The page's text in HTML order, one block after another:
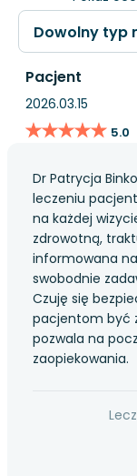
Pacjent
2026.03.15
★★★★★
★★★★★ 5.0
Dr Patrycja
leczeniu
na każdej
zdrowotną,
informowana
swobodnie
Czuję się
pacjentom być
pozwala na
zaopiekowania.